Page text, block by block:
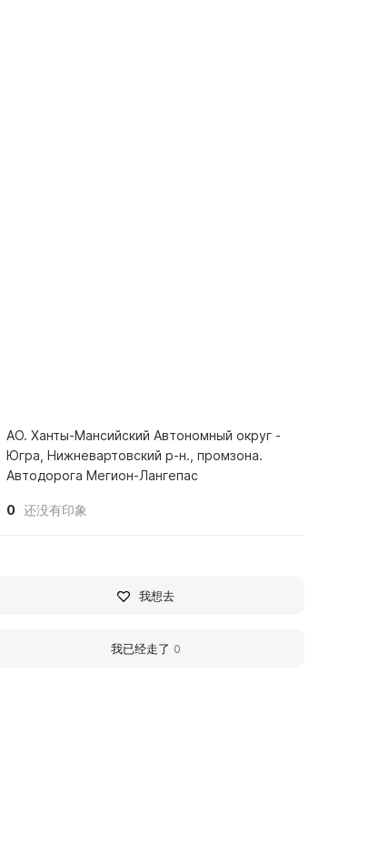
АО. Ханты-Мансийский Автономный округ -
Югра, Нижневартовский р-н., промзона.
Автодорога Мегион-Лангепас
0 还没有印象
我想去
我已经走了 0